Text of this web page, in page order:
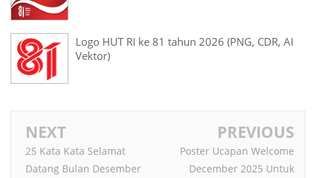
Logo HUT RI ke 81 tahun 2026 (PNG, CDR, AI
Vektor)
NEXT
25 Kata Kata Selamat
Datang Bulan Desember
PREVIOUS
Poster Ucapan Welcome
December 2025 Untuk